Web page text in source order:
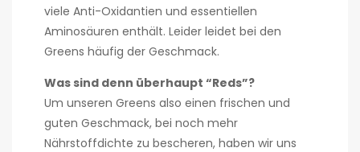
viele Anti-Oxidantien und essentiellen
Aminosäuren enthält. Leider leidet bei den
Greens häufig der Geschmack.
Was sind denn überhaupt “Reds”?
Um unseren Greens also einen frischen und
guten Geschmack, bei noch mehr
Nährstoffdichte zu bescheren, haben wir uns